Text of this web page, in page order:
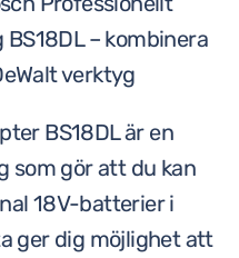
– kombinera
verktyg
BS18DL är en
som gör att du kan
18V-batterier i
ger dig möjlighet att